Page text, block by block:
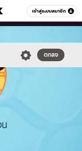
เข้าสู่ระบบสมาชิก
หมวดอื่นๆ
ตกลง